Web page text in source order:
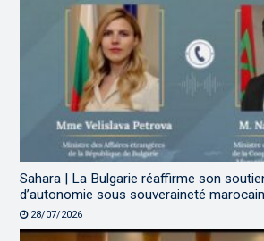
Sahara | La Bulgarie réaffirme son
d’autonomie sous souveraineté
28/07/2026